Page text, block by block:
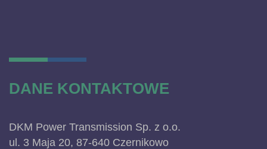
DANE KONTAKTOWE
DKM Power Transmission Sp. z o.o.
ul. 3 Maja 20, 87-640 Czernikowo